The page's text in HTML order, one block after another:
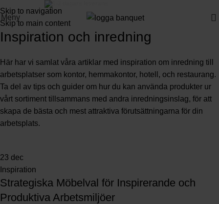
Skip to navigation
Skip to main content
Meny
Inspiration och inredning
Här har vi samlat våra artiklar med inspiration om inredning till
arbetsplatser som kontor, hemmakontor, hotell, och restaurang.
Ta del av tips och guider om hur du kan använda produkter ur
vårt sortiment tillsammans med andra inredningsinslag, för att
skapa de bästa och mest attraktiva förutsättningarna för din
arbetsplats.
23 dec
Inspiration
Strategiska Möbelval för Inspirerande och
Produktiva Arbetsmiljöer